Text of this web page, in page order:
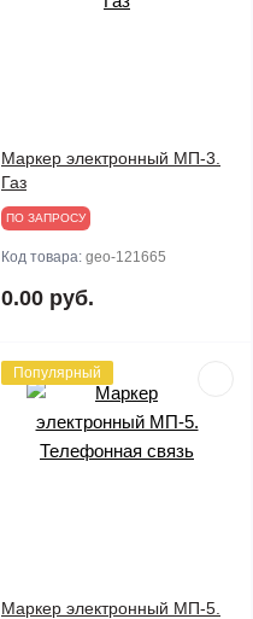
Маркер электронный МП-3.
Газ
ПО ЗАПРОСУ
Код товара: geo-121665
0.00 руб.
Популярный
Маркер электронный МП-5.